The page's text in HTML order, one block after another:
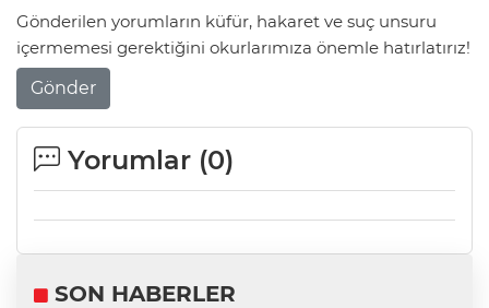
Gönderilen yorumların küfür, hakaret ve suç unsuru
içermemesi gerektiğini okurlarımıza önemle hatırlatırız!
Gönder
Yorumlar (0)
SON HABERLER